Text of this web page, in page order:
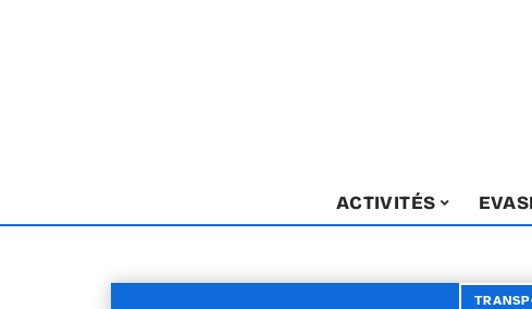
ACTIVITÉS